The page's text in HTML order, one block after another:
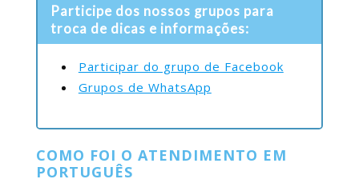
Participe dos nossos grupos para
troca de dicas e informações:
Participar do grupo de Facebook
Grupos de WhatsApp
COMO FOI O ATENDIMENTO EM
PORTUGUÊS